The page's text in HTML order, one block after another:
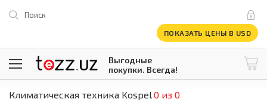
Поиск
ПОКАЗАТЬ ЦЕНЫ В USD
Выгодные
покупки. Всегда!
1 USD = 12 296.16 сум\ @tezzuz
Климатическая техника Kospel0 из 0